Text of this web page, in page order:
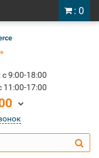
: 0
9:00-18:00
11:00-17:00